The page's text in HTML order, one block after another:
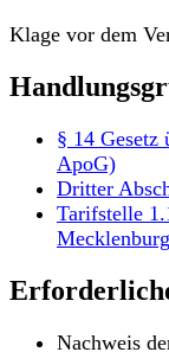
Klage vor dem
§ 14 Gesetz
ApoG)
Dritter
Tarifstelle
Nachweis